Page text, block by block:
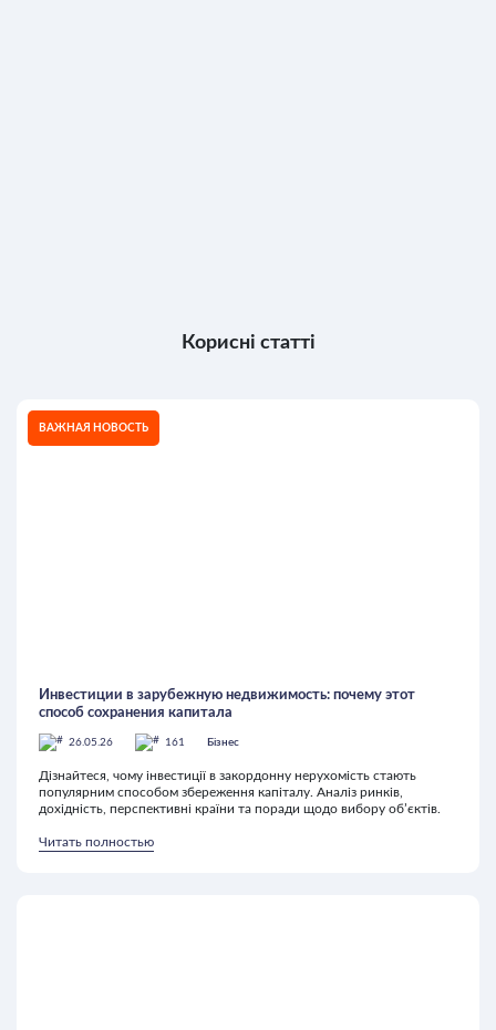
Корисні статті
ВАЖНАЯ НОВОСТЬ
Инвестиции в зарубежную недвижимость: почему этот
способ сохранения капитала
26.05.26 161 Бізнес
Дізнайтеся, чому інвестиції в закордонну нерухомість стають
популярним способом збереження капіталу. Аналіз ринків,
дохідність, перспективні країни та поради щодо вибору об’єктів.
Читать полностью